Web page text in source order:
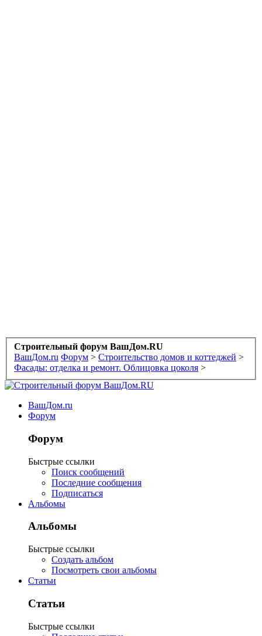
Строительный форум ВашДом.RU
ВашДом.ru Форум > Строительство домов и коттеджей >
Фасады: отделка и ремонт. Облицовка цоколя >
ВашДом.ru
Форум
Форум
Быстрые ссылки
Поиск сообщений
Последние сообщения
Подписаться
Альбомы
Альбомы
Быстрые ссылки
Создать альбом
Посмотреть свои альбомы
Статьи
Статьи
Быстрые ссылки